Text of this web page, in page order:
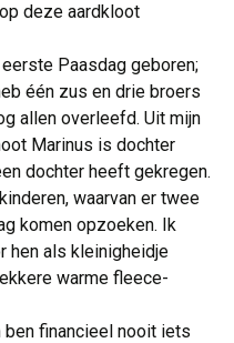
deze aardkloot
Paasdag geboren;
één zus en drie broers
allen overleefd. Uit mijn
Marinus is dochter
dochter heeft gekregen.
waarvan er twee
komen opzoeken. Ik
hen als kleinigheidje
warme fleece-
ben financieel nooit iets